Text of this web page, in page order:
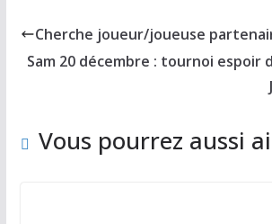
e
b
k
o
d
l g
er
Cherche joueur/joueuse
Sam 20 décembre : tournoi espoir
Vous pourrez aussi